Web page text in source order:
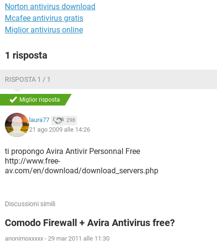
Norton antivirus download
Mcafee antivirus gratis
Miglior antivirus online
1 risposta
RISPOSTA 1 / 1
Miglior risposta
laura77 298
21 ago 2009 alle 14:26
ti propongo Avira Antivir Personnal Free
http://www.free-
av.com/en/download/download_servers.php
Discussioni simili
Comodo Firewall + Avira Antivirus free?
anonimoxxxxx - 29 mar 2011 alle 11:30